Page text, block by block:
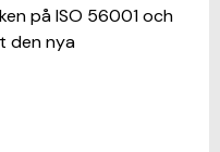
på ISO 56001 och
den nya